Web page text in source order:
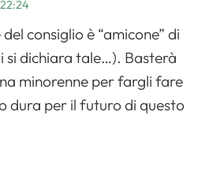
consiglio è “amicone” di
si dichiara tale…). Basterà
minorenne per fargli fare
dura per il futuro di questo